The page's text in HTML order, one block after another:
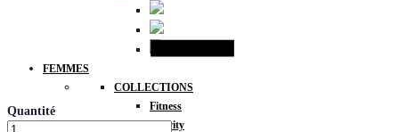
FEMMES
COLLECTIONS
Fitness
Gravity
Quantité